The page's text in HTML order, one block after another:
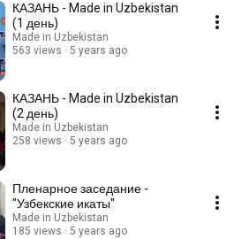
более широкий ассортимент
продукции в сферах
винодельческой,
шелководческой, кожевенно-
и туристической отраслей. В
мероприятия было проведено более 250
а также порядка 20
панельные дискуссии, круглые столы,
возможности инвестиционного и
разрезе отраслей. Также участники
участие в показе мод готовой
свидетелями процесса изготовления
и национальной узбекской кухни.
стали крупные контракты на
и кожевенно-обувной продукции,
КАЗАНЬ - Made in Uzbekistan
(1 день)
Made in Uzbekistan
563 views
5 years ago
КАЗАНЬ - Made in Uzbekistan
(2 день)
Made in Uzbekistan
258 views
5 years ago
Пленарное заседание -
"Узбекские икаты"
Made in Uzbekistan
185 views
5 years ago